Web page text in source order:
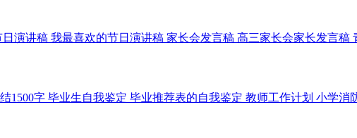
日演讲稿 我最喜欢的节日演讲稿 家长会发言稿 高三家长会家长发言稿
1500字 毕业生自我鉴定 毕业推荐表的自我鉴定 教师工作计划 小学消